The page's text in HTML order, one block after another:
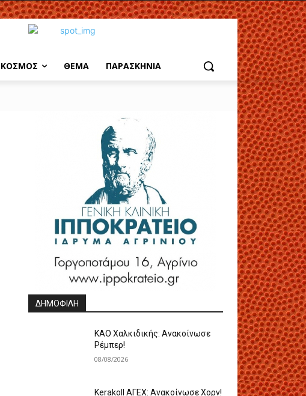
ΚΟΣΜΟΣ ΘΕΜΑ ΠΑΡΑΣΚΗΝΙΑ
ΔΗΜΟΦΙΛΗ
ΚΑΟ Χαλκιδικής: Ανακοίνωσε
Ρέμπερ!
08/08/2026
Kerakoll ΑΓΕΧ: Ανακοίνωσε Χορν!